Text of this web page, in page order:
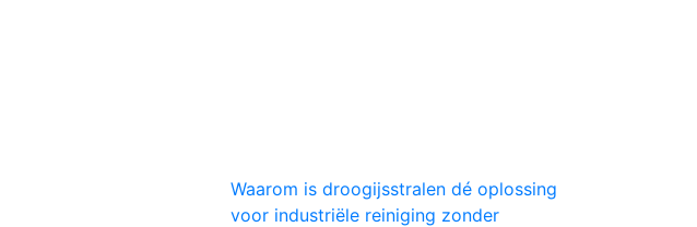
Waarom is droogijsstralen dé oplossing
voor industriële reiniging zonder